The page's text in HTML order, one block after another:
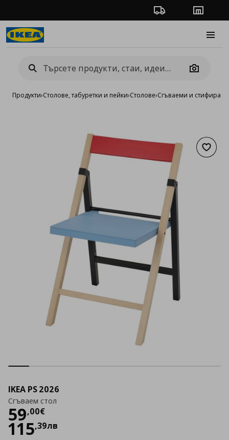
Проследяване на
Camera
Продукти›Столове, табуретки и пейки›Столове›Сгъваеми и
IKEA PS 2026
Сгъваем стол
59,00€
Цена
115,39лв